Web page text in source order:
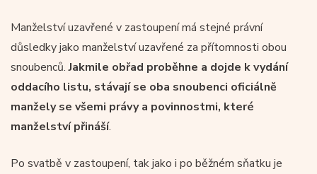
Manželství uzavřené v zastoupení má stejné právní
důsledky jako manželství uzavřené za přítomnosti obou
snoubenců.Jakmile obřad proběhne a dojde k vydání
oddacího listu, stávají se oba snoubenci oficiálně
manžely se všemi právy a povinnostmi, které
manželství přináší.
Po svatbě v zastoupení, tak jako i po běžném sňatku je